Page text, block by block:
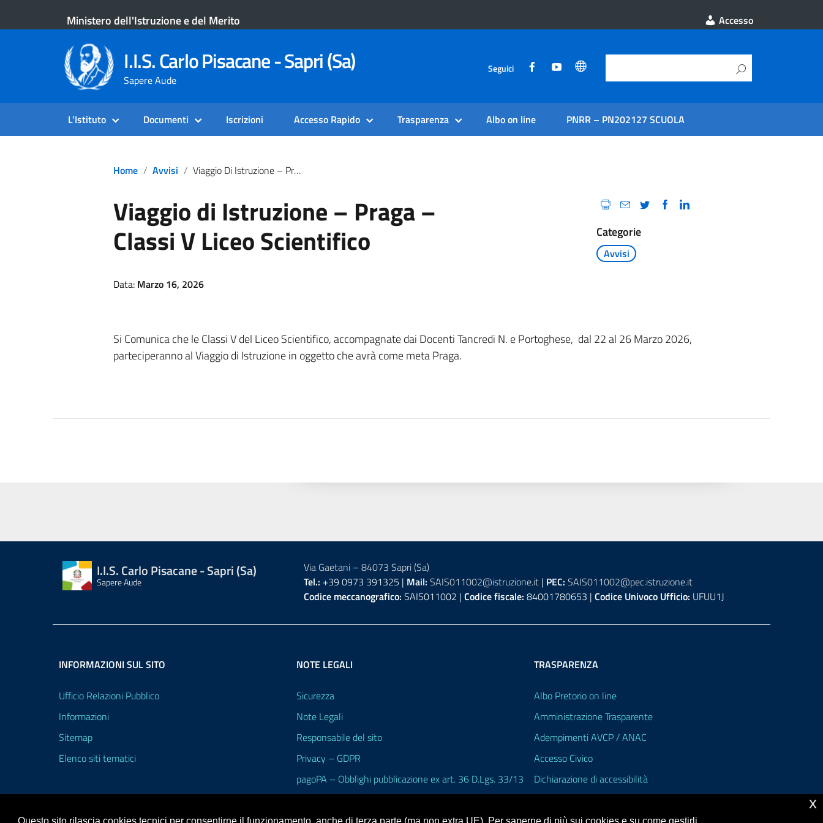
Ministero dell'Istruzione e del Merito Accesso
I.I.S. Carlo Pisacane - Sapri (Sa)
Sapere Aude
Seguici
L’Istituto Documenti Iscrizioni Accesso Rapido Trasparenza Albo on line PNRR – PN202127 SCUOLA
Home Avvisi Viaggio Di Istruzione – Praga – Classi V Liceo Scientifico
Viaggio di Istruzione – Praga –
Classi V Liceo Scientifico Categorie
Avvisi
Data: Marzo 16, 2026
Si Comunica che le Classi V del Liceo Scientifico, accompagnate dai Docenti Tancredi N. e Portoghese, dal 22 al 26 Marzo 2026,
parteciperanno al Viaggio di Istruzione in oggetto che avrà come meta Praga.
I.I.S. Carlo Pisacane - Sapri (Sa)
Sapere Aude
Via Gaetani – 84073 Sapri (Sa)
Tel.: +39 0973 391325 | Mail: SAIS011002@istruzione.it| PEC: SAIS011002@pec.istruzione.it
Codice meccanografico: SAIS011002 | Codice fiscale: 84001780653 | Codice Univoco Ufficio: UFUU1J
INFORMAZIONI SUL SITO
Ufficio Relazioni Pubblico
Informazioni
Sitemap
Elenco siti tematici
NOTE LEGALI
Sicurezza
Note Legali
Responsabile del sito
Privacy – GDPR
pagoPA – Obblighi pubblicazione ex art. 36 D.Lgs. 33/13
TRASPARENZA
Albo Pretorio on line
Amministrazione Trasparente
Adempimenti AVCP / ANAC
Accesso Civico
Dichiarazione di accessibilità
Questo sito rilascia cookies tecnici per consentirne il funzionamento, anche di terza parte (ma non extra UE). Per saperne di più sui cookies e su come gestirli,
x